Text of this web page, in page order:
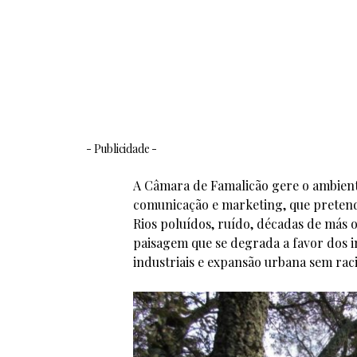
- Publicidade -
A Câmara de Famalicão gere o
comunicação e marketing, que
Rios poluídos, ruído, décadas de
paisagem que se degrada a favor
industriais e expansão urbana sem